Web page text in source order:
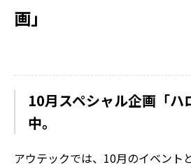
画」
10月スペシャル企画「ハ
中。
アウテックでは、10月のイベント